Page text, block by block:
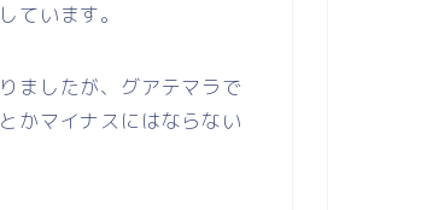
ています。
ましたが、グアテマラで
かマイナスにはならない